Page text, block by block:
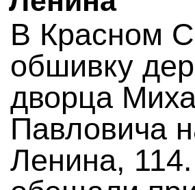
В Красном
обшивку
дворца
Павловича
Ленина,